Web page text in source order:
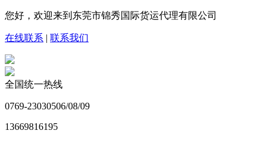
您好，欢迎来到东莞市锦秀国际货运代理有限公司
在线联系 | 联系我们
全国统一热线
0769-23030506/08/09
13669816195